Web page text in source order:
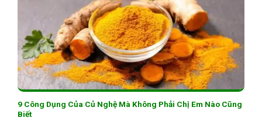
9 Công Dụng Của Củ Nghệ Mà Không Phải Chị Em Nào Cũng
Biết